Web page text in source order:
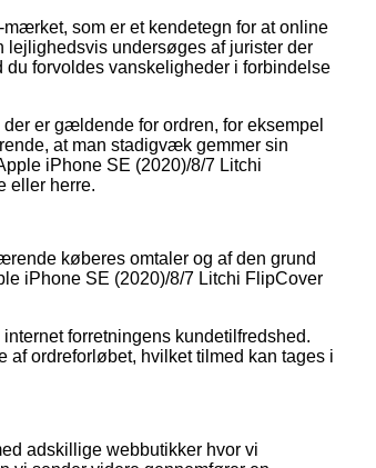
som er et kendetegn for at online
lejlighedsvis undersøges af jurister der
forvoldes vanskeligheder i forbindelse
er gældende for ordren, for eksempel
at man stadigvæk gemmer sin
iPhone SE (2020)/8/7 Litchi
eller herre.
køberes omtaler og af den grund
iPhone SE (2020)/8/7 Litchi FlipCover
forretningens kundetilfredshed.
af ordreforløbet, hvilket tilmed kan tages i
adskillige webbutikker hvor vi